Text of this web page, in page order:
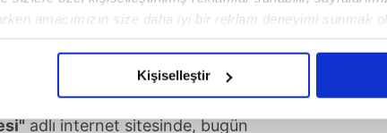
amacımızın size daha iyi bir reklam deneyimi sunmak
gelen çabayı gösterdiğimizi ve bu noktada, reklamların
Kişiselleştir
OLDU
adlı internet sitesinde, bugün